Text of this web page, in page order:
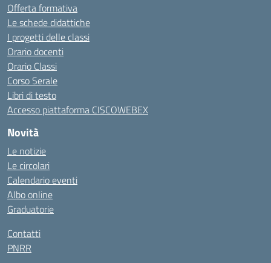
Offerta formativa
Le schede didattiche
I progetti delle classi
Orario docenti
Orario Classi
Corso Serale
Libri di testo
Accesso piattaforma CISCOWEBEX
Novità
Le notizie
Le circolari
Calendario eventi
Albo online
Graduatorie
Contatti
PNRR